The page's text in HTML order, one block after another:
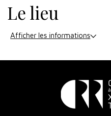
Le lieu
Afficher les informations